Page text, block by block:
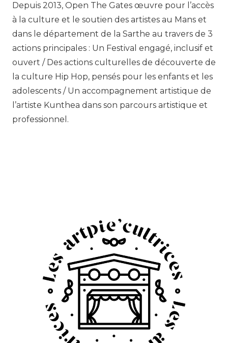
Depuis 2013, Open The Gates œuvre pour l’accès
à la culture et le soutien des artistes au Mans et
dans le département de la Sarthe au travers de 3
actions principales : Un Festival engagé, inclusif et
ouvert / Des actions culturelles de découverte de
la culture Hip Hop, pensés pour les enfants et les
adolescents / Un accompagnement artistique de
l’artiste Kunthea dans son parcours artistique et
professionnel.